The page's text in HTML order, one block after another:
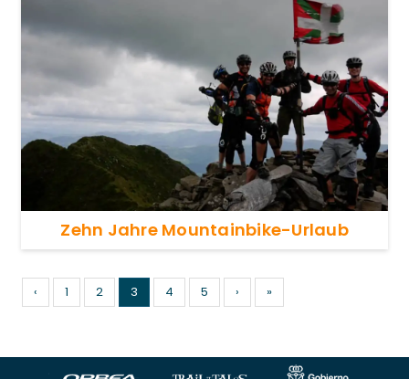
Zehn Jahre Mountainbike-Urlaub
‹ 1 2 3 4 5 › »